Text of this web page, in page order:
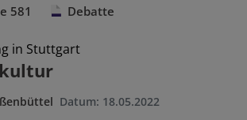
581 Debatte
in Stuttgart
Datum: 18.05.2022